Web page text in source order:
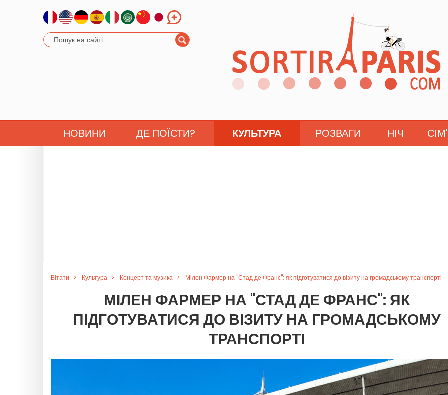
НОВИНИ ДЕ ПОЇСТИ? КУЛЬТУРА РОЗВАГИ НІЧ
Вітати Культура Концерт та музика Мілен Фармер на "Стад де Франс": як підготуватися до візиту на громадському транспорті
МІЛЕН ФАРМЕР НА "СТАД ДЕ ФРАНС": ЯК
ПІДГОТУВАТИСЯ ДО ВІЗИТУ НА ГРОМАДСЬКОМУ
ТРАНСПОРТІ